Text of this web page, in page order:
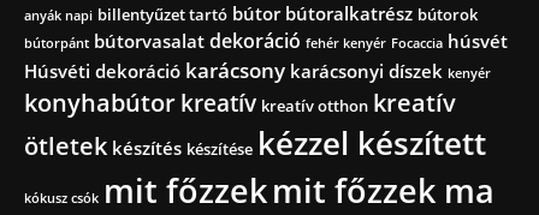
anyák napi billentyűzet tartó bútor bútoralkatrész bútorok
bútorpánt bútorvasalat dekoráció fehér kenyér Focaccia húsvét
Húsvéti dekoráció karácsony karácsonyi díszek kenyér
konyhabútorkreatív kreatív otthon kreatív
ötletek készítés készítése kézzel készített
kókusz csók mit főzzekmit főzzek ma